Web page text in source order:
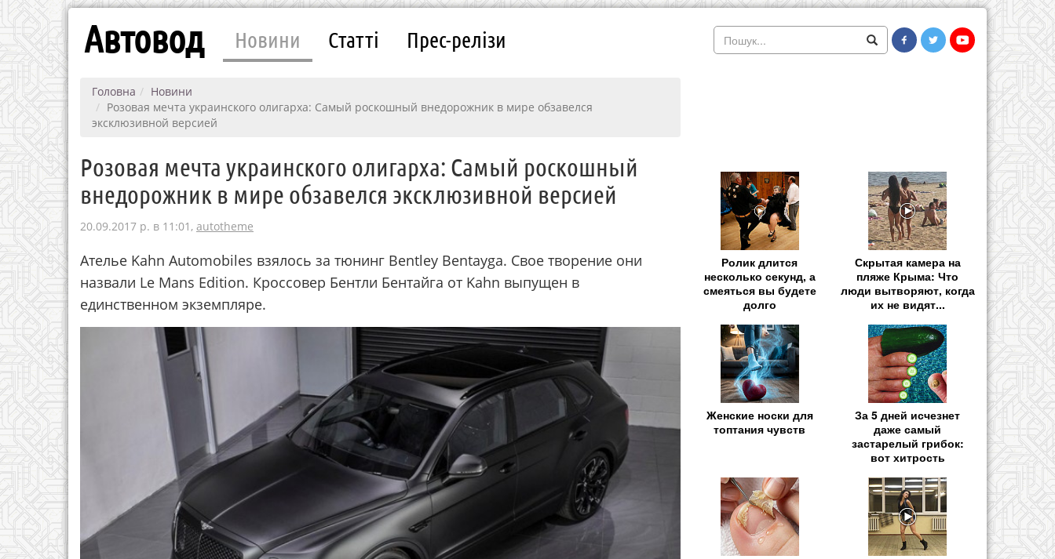
Автовод Новини Статті Прес-релізи
Головна
Новини
Розовая мечта украинского олигарха: Самый роскошный внедорожник в мире обзавелся
эксклюзивной версией
Розовая мечта украинского олигарха: Самый роскошный
внедорожник в мире обзавелся эксклюзивной версией
20.09.2017 р. в 11:01, autotheme
Ателье Kahn Automobiles взялось за тюнинг Bentley Bentayga. Свое творение они
назвали Le Mans Edition. Кроссовер Бентли Бентайга от Kahn выпущен в
единственном экземпляре.
Ролик длится
несколько секунд, а
смеяться вы будете
долго
Скрытая камера на
пляже Крыма: Что
люди вытворяют, когда
их не видят...
Женские носки для
топтания чувств
За 5 дней исчезнет
даже самый
застарелый грибок:
вот хитрость